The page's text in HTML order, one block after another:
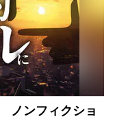
ノンフィクショ